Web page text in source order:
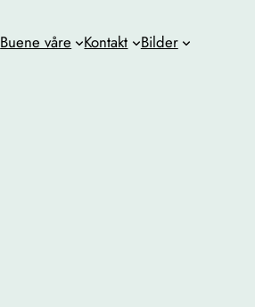
Buene våre Kontakt Bilder